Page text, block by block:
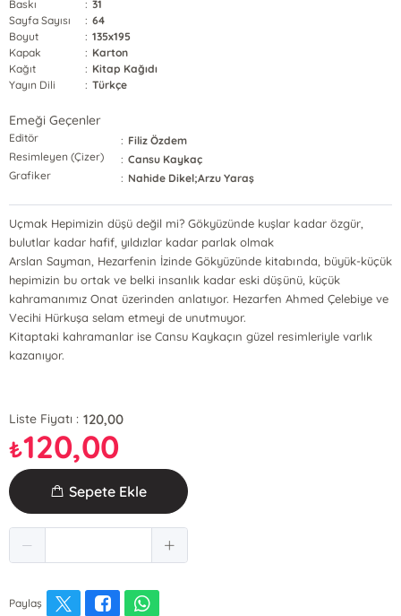
Baskı
: 31
Sayfa Sayısı
: 64
Boyut
: 135x195
Kapak
: Karton
Kağıt
: Kitap Kağıdı
Yayın Dili
: Türkçe
Emeği Geçenler
Editör : Filiz Özdem
Resimleyen (Çizer)
: Cansu Kaykaç
Grafiker
: Nahide Dikel;Arzu Yaraş
Uçmak Hepimizin düşü değil mi? Gökyüzünde kuşlar kadar özgür,
bulutlar kadar hafif, yıldızlar kadar parlak olmak
Arslan Sayman, Hezarfenin İzinde Gökyüzünde kitabında, büyük-küçük
hepimizin bu ortak ve belki insanlık kadar eski düşünü, küçük
kahramanımız Onat üzerinden anlatıyor. Hezarfen Ahmed Çelebiye ve
Vecihi Hürkuşa selam etmeyi de unutmuyor.
Kitaptaki kahramanlar ise Cansu Kaykaçın güzel resimleriyle varlık
kazanıyor.
Liste Fiyatı : 120,00
₺120,00
Sepete Ekle
Paylaş